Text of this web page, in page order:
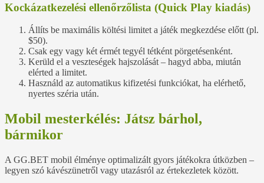
Kockázatkezelési ellenőrzőlista (Quick Play kiadás)
Állíts be maximális költési limitet a játék megkezdése előtt (pl.
$50).
Csak egy vagy két érmét tegyél tétként pörgetésenként.
Kerüld el a veszteségek hajszolását – hagyd abba, miután
elérted a limitet.
Használd az automatikus kifizetési funkciókat, ha elérhető,
nyertes széria után.
Mobil mesterkélés: Játsz bárhol,
bármikor
A GG.BET mobil élménye optimalizált gyors játékokra útközben –
legyen szó kávészünetről vagy utazásról az értekezletek között.